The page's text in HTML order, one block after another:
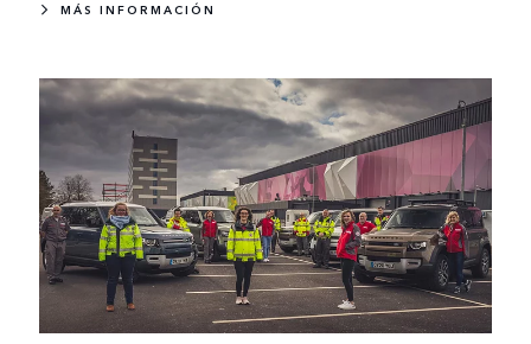
MÁS INFORMACIÓN